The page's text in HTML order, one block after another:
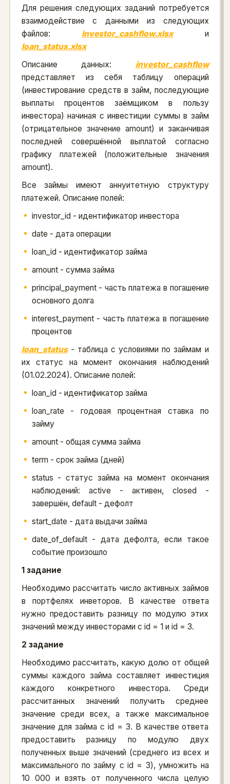
Для решения следующих заданий потребуется
взаимодействие с данными из следующих
файлов: investor_cashflow.xlsxи
loan_status.xlsx
Описание данных: investor_cashflow
представляет из себя таблицу операций
(инвестирование средств в займ, последующие
выплаты процентов заёмщиком в пользу
инвестора) начиная с инвестиции суммы в займ
(отрицательное значение amount) и заканчивая
последней совершённой выплатой согласно
графику платежей (положительные значения
amount).
Все займы имеют аннуитетную структуру
платежей. Описание полей:
investor_id - идентификатор инвестора
date - дата операции
loan_id - идентификатор займа
amount - сумма займа
principal_payment - часть платежа в погашение
основного долга
interest_payment - часть платежа в погашение
процентов
loan_status- таблица с условиями по займам и
их статус на момент окончания наблюдений
(01.02.2024). Описание полей:
loan_id - идентификатор займа
loan_rate - годовая процентная ставка по
займу
amount - общая сумма займа
term - срок займа (дней)
status - статус займа на момент окончания
наблюдений: active - активен, closed -
завершён, default - дефолт
start_date - дата выдачи займа
date_of_default - дата дефолта, если такое
событие произошло
1 задание
Необходимо рассчитать число активных займов
в портфелях инветоров. В качестве ответа
нужно предоставить разницу по модулю этих
значений между инвесторами с id = 1 и id = 3.
2 задание
Необходимо рассчитать, какую долю от общей
суммы каждого займа составляет инвестиция
каждого конкретного инвестора. Среди
рассчитанных значений получить среднее
значение среди всех, а также максимальное
значение для займа с id = 3. В качестве ответа
предоставить разницу по модулю двух
полученных выше значений (среднего из всех и
максимального по займу с id = 3), умножить на
10 000 и взять от полученного числа целую